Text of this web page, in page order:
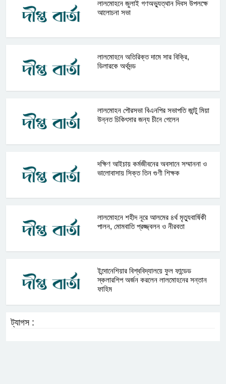
লালমোহনে জুলাই গণঅভ্যুত্থান দিবস উপলক্ষে
আলোচনা সভা
লালমোহনে অতিরিক্ত দামে সার বিক্রি,
ডিলারকে অর্থদন্ড
লালমোহন পৌরসভা বিএনপির সভাপতি জান্টু মিয়া
উন্নত চিকিৎসার জন্য চীনে গেলেন
দক্ষিণ আইচায় কর্মজীবনের অবসানে সম্মাননা ও
ভালোবাসায় সিক্ত তিন গুণী শিক্ষক
লালমোহনে শহীদ নূরে আলমের ৪র্থ মৃত্যুবার্ষিকী
পালন, মোমবাতি প্রজ্জ্বলন ও নীরবতা
ইন্দোনেশিয়ার বিশ্ববিদ্যালয়ে ফুল ফান্ডেড
স্কলারশিপ অর্জন করলেন লালমোহনের সন্তান
ফাহিম
ট্যাগস :